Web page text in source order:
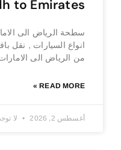
to Emirates
سطحة الرياض الى
انواع السيارات , نقل
من الرياض الى
READ MORE »
أغسطس 2, 2026 لا